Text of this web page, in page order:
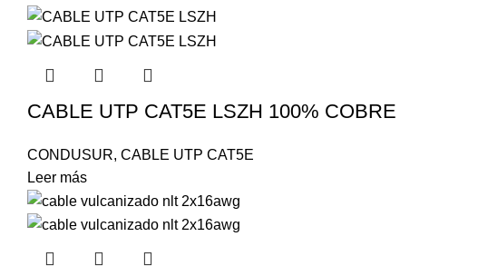
CABLE UTP CAT5E LSZH 100% COBRE
CONDUSUR, CABLE UTP CAT5E
Leer más